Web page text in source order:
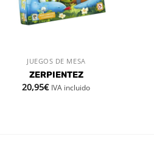
VISTA RÁPIDA
JUEGOS DE MESA
ZERPIENTEZ
20,95€ IVA incluido